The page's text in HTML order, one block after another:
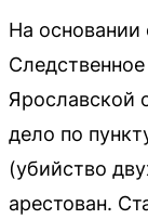
На
Ярославской
дело по
(убийство
арестован.